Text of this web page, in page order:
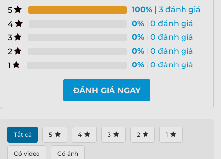
5 100% | 3 đánh giá
4
0% | 0 đánh giá
3
0% | 0 đánh giá
2
0% | 0 đánh giá
1
0% | 0 đánh giá
ĐÁNH GIÁ NGAY
Tất cả 5 4 3 2 1
Có video Có ảnh